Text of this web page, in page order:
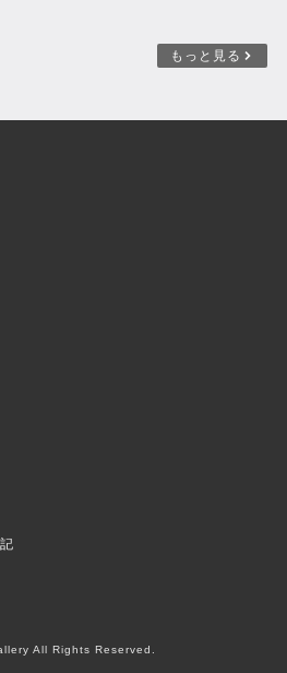
もっと見る
All Rights Reserved.